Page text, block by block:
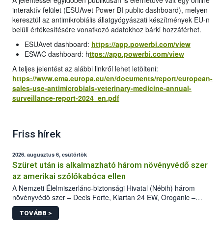
interaktív felület (ESUAvet Power BI public dashboard), melyen
keresztül az antimikrobiális állatgyógyászati készítmények EU-n
belüli értékesítésére vonatkozó adatokhoz bárki hozzáférhet.
ESUAvet dashboard: https://app.powerbi.com/view
ESVAC dashboard: https://app.powerbi.com/view
A teljes jelentést az alábbi linkről lehet letölteni:
https://www.ema.europa.eu/en/documents/report/european-
sales-use-antimicrobials-veterinary-medicine-annual-
surveillance-report-2024_en.pdf
Friss hírek
2026. augusztus 6, csütörtök
Szüret után is alkalmazható három növényvédő szer
az amerikai szőlőkabóca ellen
A Nemzeti Élelmiszerlánc-biztonsági Hivatal (Nébih) három
növényvédő szer – Decis Forte, Klartan 24 EW, Oroganic –
engedélyokiratát módosította, így azok a szüretet követően,
egészen a vesszőérettség (BBCH 91) stádiumáig
TOVÁBB >